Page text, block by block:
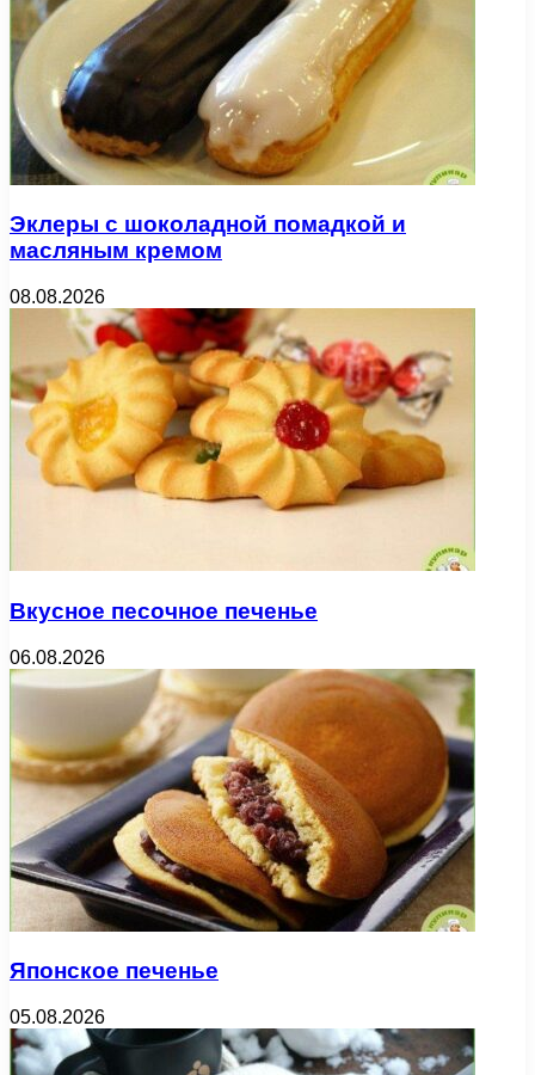
Эклеры с шоколадной помадкой и
масляным кремом
08.08.2026
Вкусное песочное печенье
06.08.2026
Японское печенье
05.08.2026